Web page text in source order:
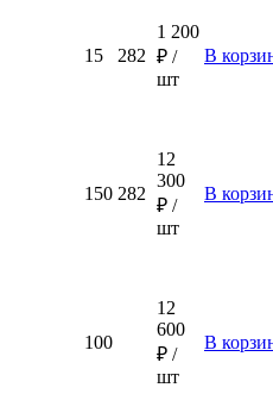
15 282
1 200
₽ /
шт
В
150 282
12
300
₽ /
шт
В
100
12
600
₽ /
шт
В